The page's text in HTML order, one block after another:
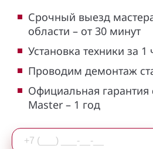
Срочный выезд
области – от 30 минут
Установка техники за 1
Проводим демонтаж
Официальная гарантия
Master – 1 год